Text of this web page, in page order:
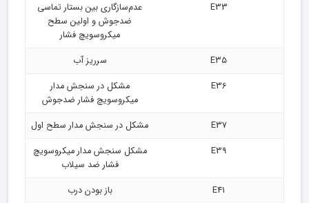
E33
عدم‌سازگاری بین بستار تماسی
ضدجوش و اولین سطح
میکروسویچ فشار
E35
سرریز آب
E36
مشکل در سنجش مدار
میکروسویچ فشار ضدجوش
E37
مشکل در سنجش مدار سطح اول
E39
مشکل سنجش مدار میکروسویچ
فشار ضد سیلاب
E41
باز بودن درب